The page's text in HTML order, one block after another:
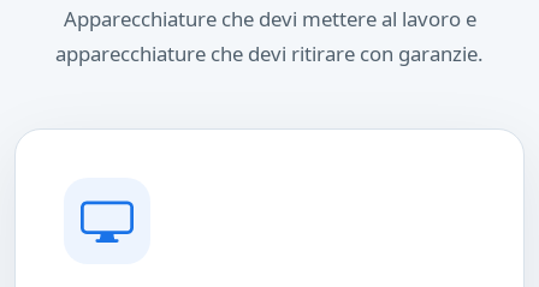
Apparecchiature che devi mettere al lavoro e
apparecchiature che devi ritirare con garanzie.